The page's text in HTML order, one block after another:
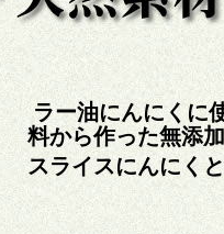
ラー油にんにくに
料から作った無添
スライスにんにく